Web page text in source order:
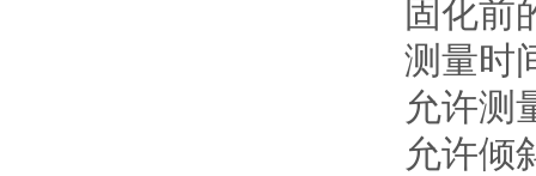
固化前
测量时
允许测
允许倾